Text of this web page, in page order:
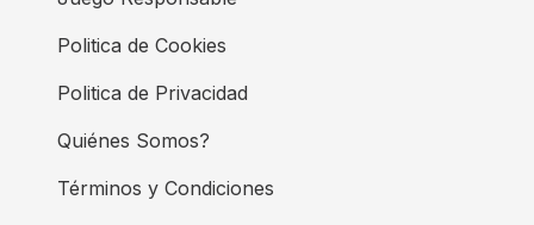
Politica de Cookies
Politica de Privacidad
Quiénes Somos?
Términos y Condiciones